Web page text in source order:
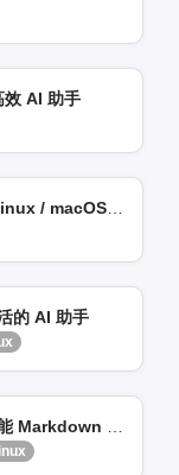
AI 助手
的 AI 助手